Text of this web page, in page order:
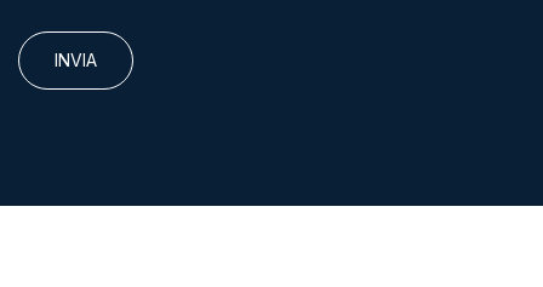
INVIA